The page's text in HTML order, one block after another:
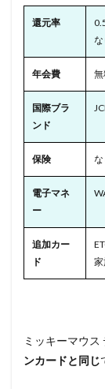
還元率
な
年会費
国際ブラ
ンド
保険 な
電子マネ
ー
追加カー
ド
家
ミッキーマウ
ンカードと同じ